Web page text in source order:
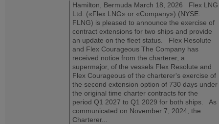
Hamilton, Bermuda March 18, 2026 Flex LNG
Ltd. («Flex LNG» or «Company») (NYSE:
FLNG) is pleased to announce the exercise of
contract extensions for two ships and provide
an update on the fleet status. Flex Resolute
and Flex Courageous The Company has
received notice from the charterer, a
supermajor, of the vessels Flex Resolute and
Flex Courageous of the charterer's exercise of
the second extension option of 730 days under
the original time charter contracts for the
period Q1 2027 to Q1 2029 for both ships. As
communicated on November 7, 2024, the
Charterer...